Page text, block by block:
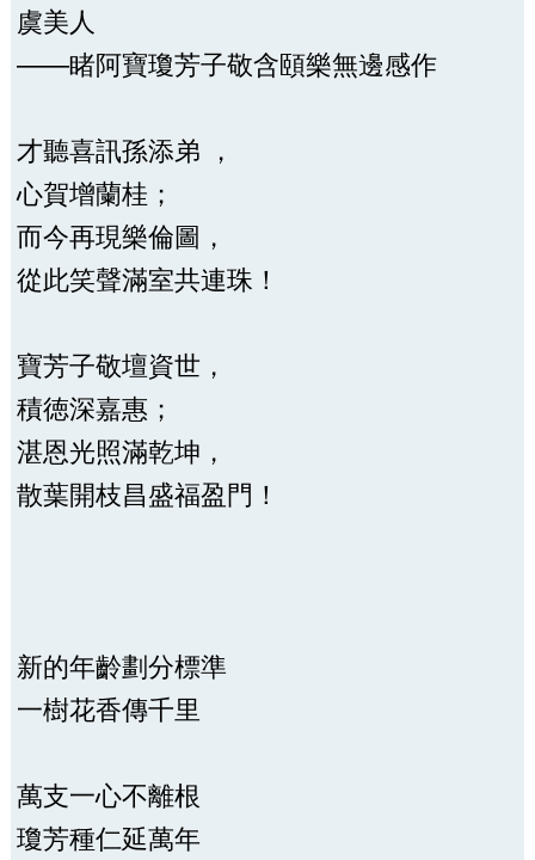
虞美人
——睹阿寶瓊芳子敬含頤樂無邊感作
才聽喜訊孫添弟 ，
心賀增蘭桂；
而今再現樂倫圖，
從此笑聲滿室共連珠！
寶芳子敬壇資世，
積徳深嘉惠；
湛恩光照滿乾坤，
散葉開枝昌盛福盈門！
新的年齡劃分標準
一樹花香傳千里
萬支一心不離根
瓊芳種仁延萬年